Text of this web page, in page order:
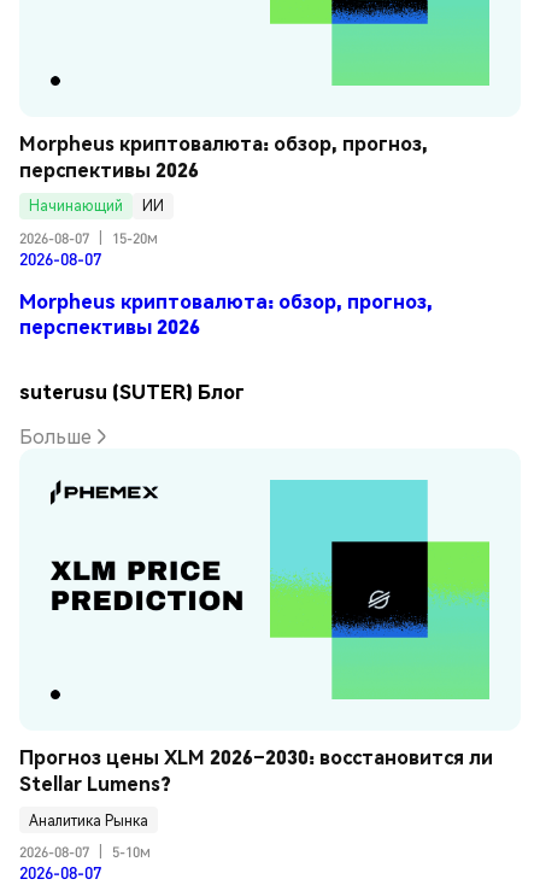
Morpheus криптовалюта: обзор, прогноз,
перспективы 2026
Начинающий
ИИ
2026-08-07
15-20м
2026-08-07
Morpheus криптовалюта: обзор, прогноз,
перспективы 2026
suterusu (SUTER) Блог
Больше
Прогноз цены XLM 2026–2030: восстановится ли
Stellar Lumens?
Аналитика Рынка
2026-08-07
5-10м
2026-08-07